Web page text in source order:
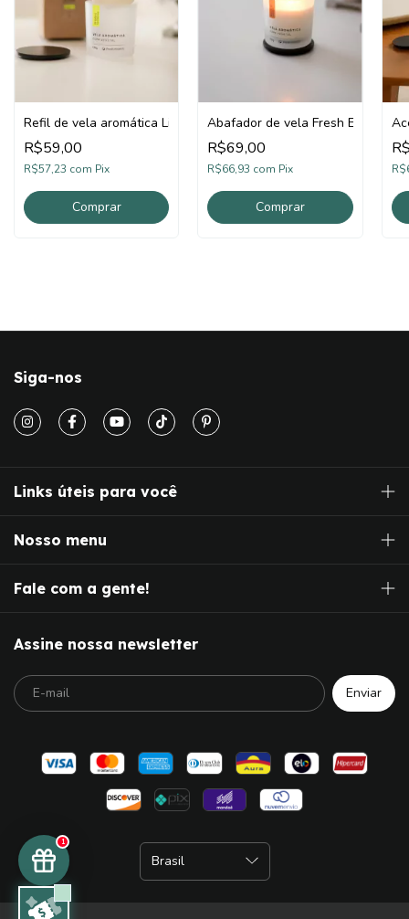
1
Refil de vela aromática Limão e Verbena
R$59,00
R$57,23 com Pix
Abafador de vela Fresh Essence
R$69,00
R$66,93 com Pix
Siga-nos
Links úteis para você
Nosso menu
Fale com a gente!
Assine nossa newsletter